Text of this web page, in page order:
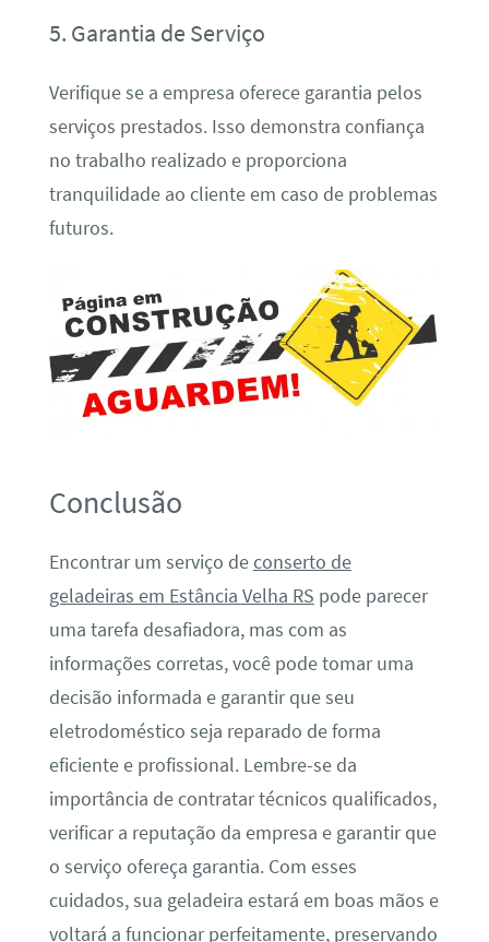
5. Garantia de Serviço
Verifique se a empresa oferece garantia pelos
serviços prestados. Isso demonstra confiança
no trabalho realizado e proporciona
tranquilidade ao cliente em caso de problemas
futuros.
Conclusão
Encontrar um serviço deconserto de
geladeiras em Estância Velha RS pode parecer
uma tarefa desafiadora, mas com as
informações corretas, você pode tomar uma
decisão informada e garantir que seu
eletrodoméstico seja reparado de forma
eficiente e profissional. Lembre-se da
importância de contratar técnicos qualificados,
verificar a reputação da empresa e garantir que
o serviço ofereça garantia. Com esses
cuidados, sua geladeira estará em boas mãos e
voltará a funcionar perfeitamente, preservando